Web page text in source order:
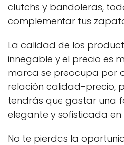
clutchs y bandoleras,
complementar tus
La calidad de los
innegable y el precio es
marca se preocupa por
relación calidad-precio,
tendrás que gastar una
elegante y sofisticada en
No te pierdas la